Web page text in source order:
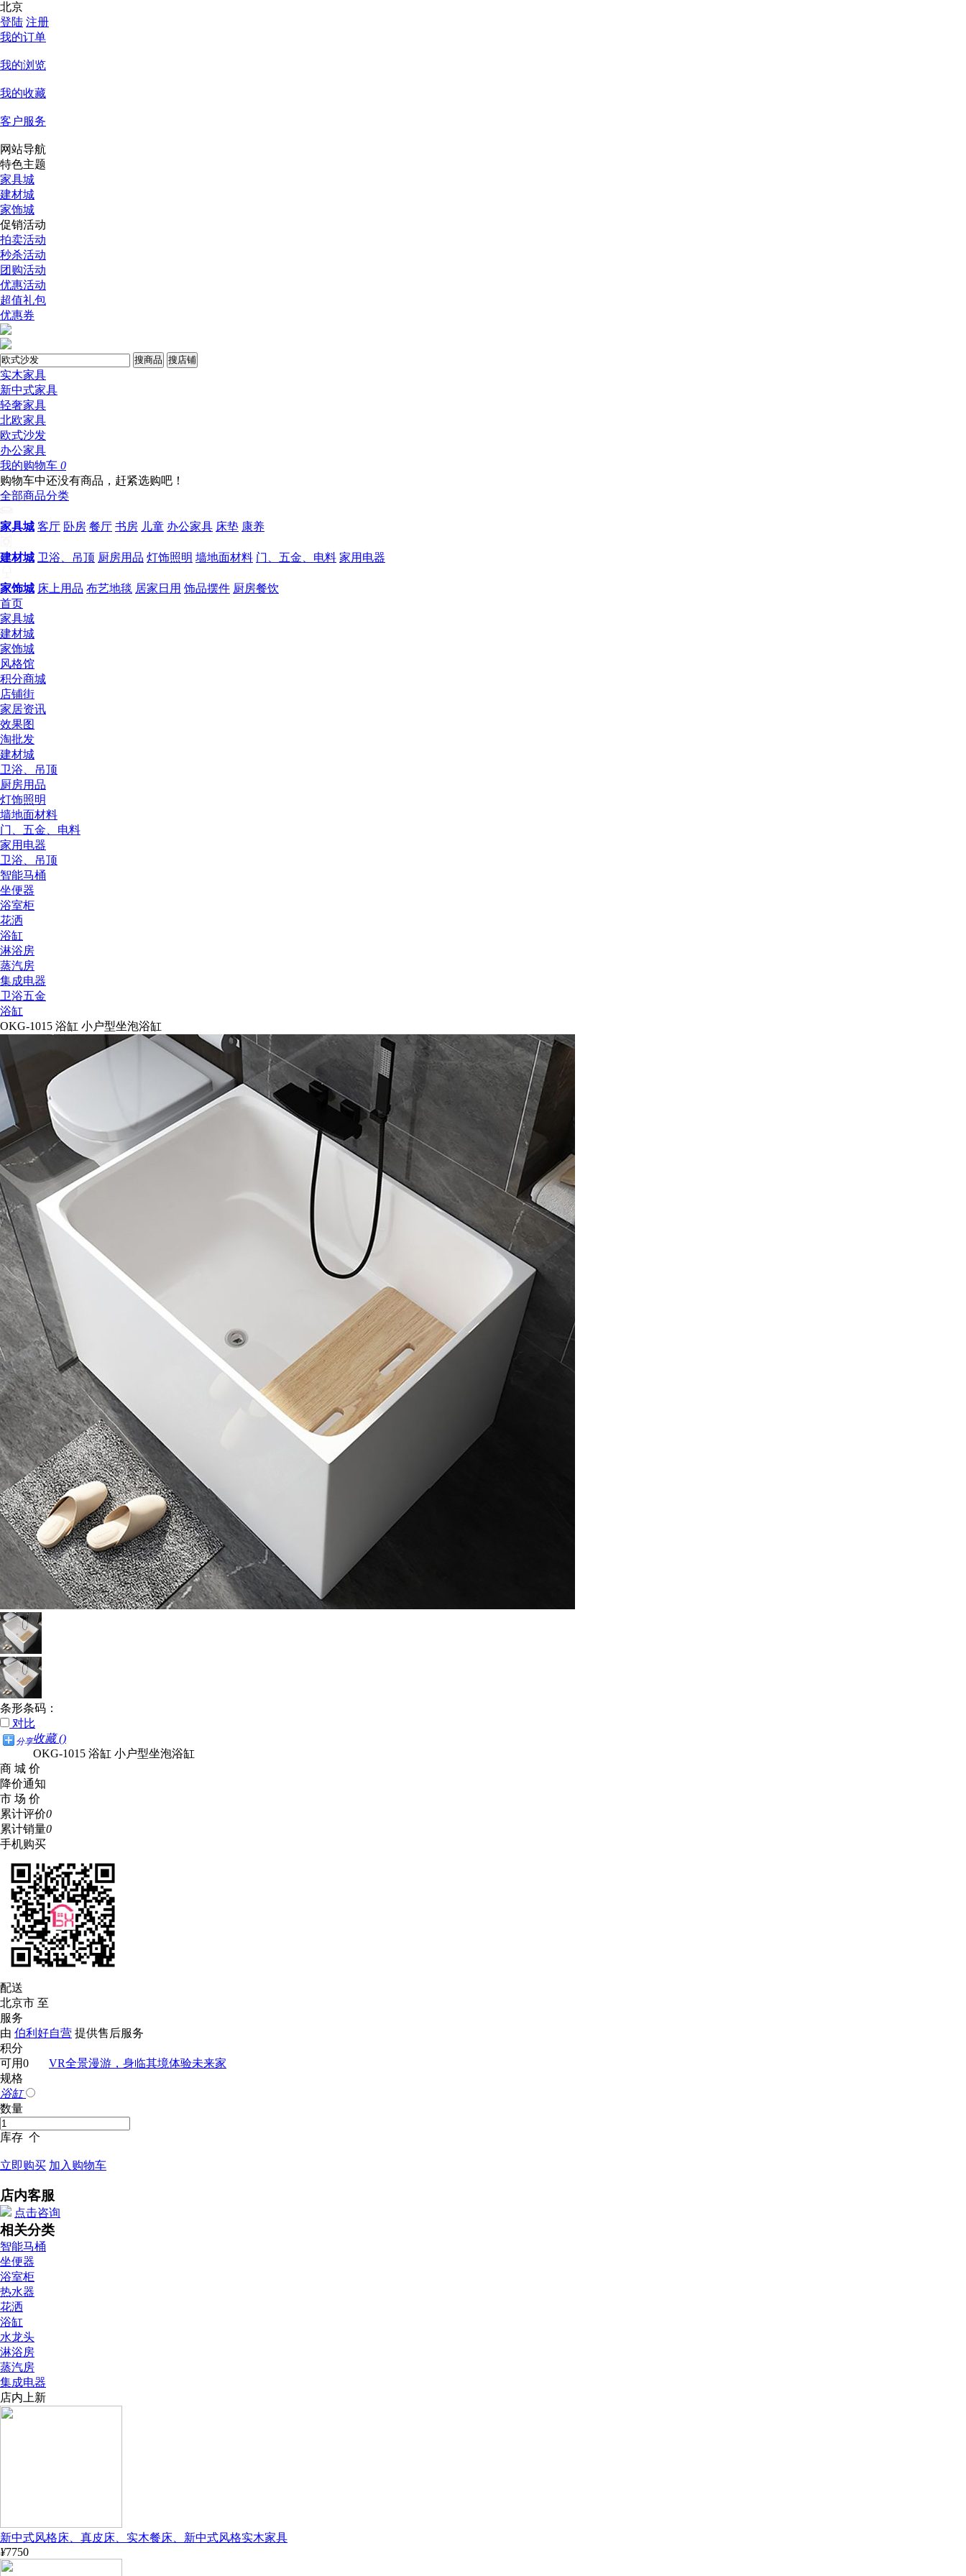
北京
登陆 注册
我的订单
我的浏览
我的收藏
客户服务
网站导航
特色主题
家具城
建材城
家饰城
促销活动
拍卖活动
秒杀活动
团购活动
优惠活动
超值礼包
优惠券
搜商品 搜店铺
实木家具
新中式家具
轻奢家具
北欧家具
欧式沙发
办公家具
我的购物车 0
购物车中还没有商品，赶紧选购吧！
全部商品分类
家具城 客厅 卧房 餐厅 书房 儿童 办公家具 床垫 康养
建材城 卫浴、吊顶 厨房用品 灯饰照明 墙地面材料 门、五金、电料 家用电器
家饰城 床上用品 布艺地毯 居家日用 饰品摆件 厨房餐饮
首页
家具城
建材城
家饰城
风格馆
积分商城
店铺街
家居资讯
效果图
淘批发
建材城
卫浴、吊顶
厨房用品
灯饰照明
墙地面材料
门、五金、电料
家用电器
卫浴、吊顶
智能马桶
坐便器
浴室柜
花洒
浴缸
淋浴房
蒸汽房
集成电器
卫浴五金
浴缸
OKG-1015 浴缸 小户型坐泡浴缸
条形条码：
对比
收藏 ()
分享
OKG-1015 浴缸 小户型坐泡浴缸
商 城 价
降价通知
市 场 价
累计评价0
累计销量0
手机购买
配送
北京市 至
服务
由 伯利好自营 提供售后服务
积分
可用0 VR全景漫游，身临其境体验未来家
规格
浴缸
数量
库存 个
立即购买 加入购物车
店内客服
点击咨询
相关分类
智能马桶
坐便器
浴室柜
热水器
花洒
浴缸
水龙头
淋浴房
蒸汽房
集成电器
店内上新
新中式风格床、真皮床、实木餐床、新中式风格实木家具
¥7750